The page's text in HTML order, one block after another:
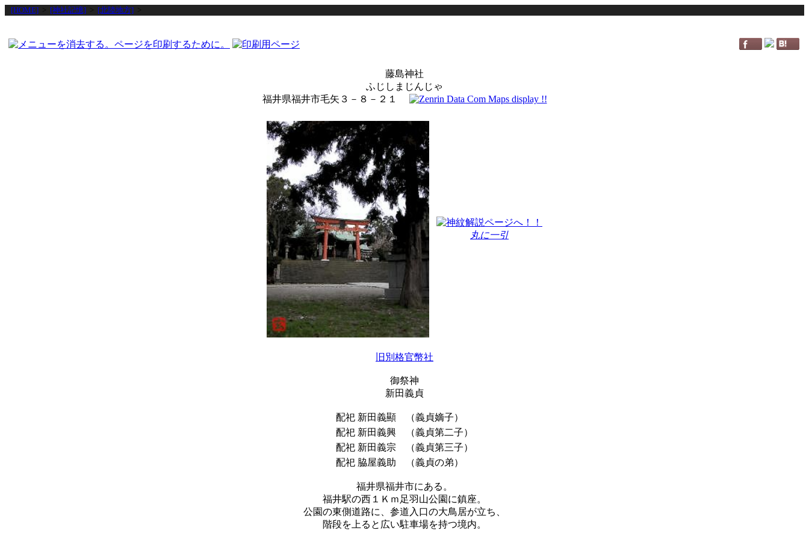
[HOME] [神社記憶] [北陸地方]
藤島神社
ふじしまじんじゃ
福井県福井市毛矢３－８－２１
丸に一引
旧別格官幣社
御祭神
新田義貞
配祀 新田義顯 （義貞嫡子）
配祀 新田義興 （義貞第二子）
配祀 新田義宗 （義貞第三子）
配祀 脇屋義助 （義貞の弟）
福井県福井市にある。
福井駅の西１Ｋｍ足羽山公園に鎮座。
公園の東側道路に、参道入口の大鳥居が立ち、
階段を上ると広い駐車場を持つ境内。